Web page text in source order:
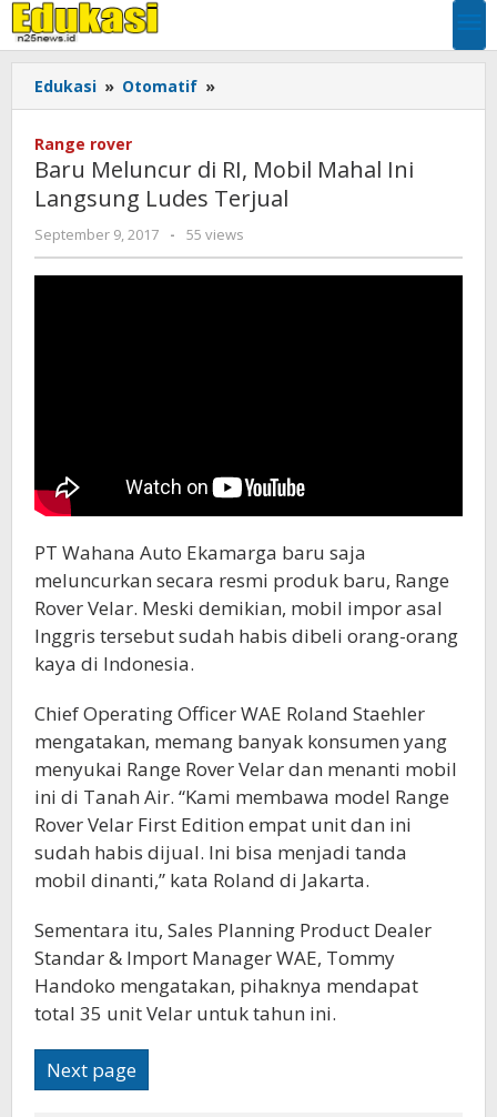
Skip
to
content
Edukasi » Otomatif »
Meluncur
Mobil
Mahal
Ludes
Range rover
Baru Meluncur di RI, Mobil Mahal Ini
Langsung Ludes Terjual
September 9, 2017
by
EDUKASI
- 55 views
PT Wahana Auto Ekamarga baru saja
meluncurkan secara resmi produk baru, Range
Rover Velar. Meski demikian, mobil impor asal
Inggris tersebut sudah habis dibeli orang-orang
kaya di Indonesia.
Chief Operating Officer WAE Roland Staehler
mengatakan, memang banyak konsumen yang
menyukai Range Rover Velar dan menanti mobil
ini di Tanah Air. “Kami membawa model Range
Rover Velar First Edition empat unit dan ini
sudah habis dijual. Ini bisa menjadi tanda
mobil dinanti,” kata Roland di Jakarta.
Sementara itu, Sales Planning Product Dealer
Standar & Import Manager WAE, Tommy
Handoko mengatakan, pihaknya mendapat
total 35 unit Velar untuk tahun ini.
Next page